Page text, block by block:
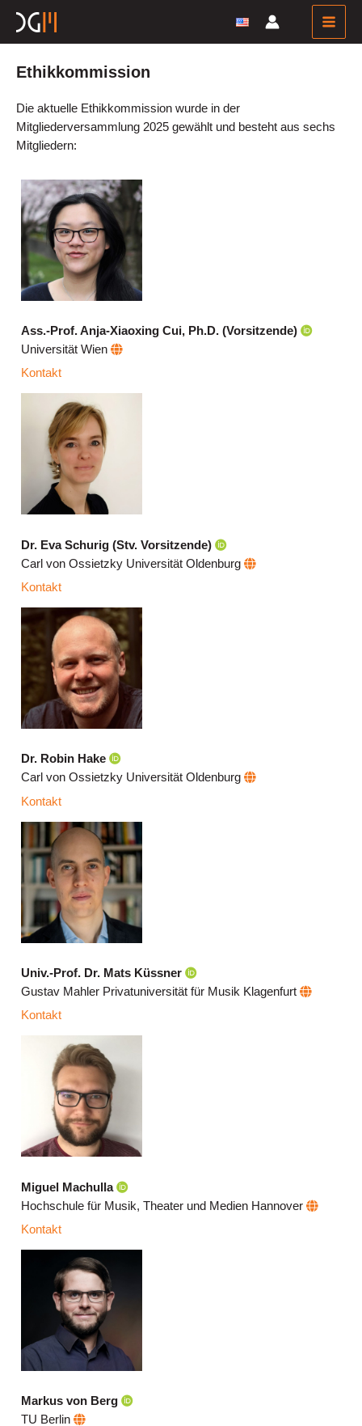
Inhalt
springen
Main
Ethikkommission
Die aktuelle Ethikkommission wurde in der
Mitgliederversammlung 2025 gewählt und besteht aus sechs
Mitgliedern:
Ass.-Prof. Anja-Xiaoxing Cui, Ph.D. (Vorsitzende)
Universität Wien
Kontakt
Dr. Eva Schurig (Stv. Vorsitzende)
Carl von Ossietzky Universität Oldenburg
Kontakt
Dr. Robin Hake
Carl von Ossietzky Universität Oldenburg
Kontakt
Univ.-Prof. Dr. Mats Küssner
Gustav Mahler Privatuniversität für Musik Klagenfurt
Kontakt
Miguel Machulla
Hochschule für Musik, Theater und Medien Hannover
Kontakt
Markus von Berg
TU Berlin